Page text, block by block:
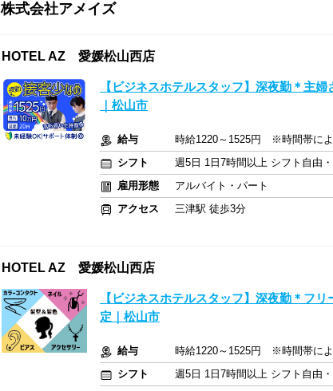
株式会社アメイズ
HOTEL AZ 愛媛松山西店
【ビジネスホテルスタッフ】深夜勤＊主
｜松山市
給与
時給1220～1525円 ※時間帯に
シフト
週5日 1日7時間以上 シフト自由
雇用形態
アルバイト・パート
アクセス
三津駅 徒歩3分
HOTEL AZ 愛媛松山西店
【ビジネスホテルスタッフ】深夜勤＊フ
定｜松山市
給与
時給1220～1525円 ※時間帯に
シフト
週5日 1日7時間以上 シフト自由